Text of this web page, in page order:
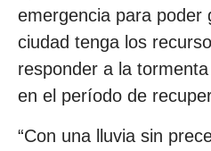
emergencia para poder
ciudad tenga los
responder a la
en el período de
“Con una lluvia sin